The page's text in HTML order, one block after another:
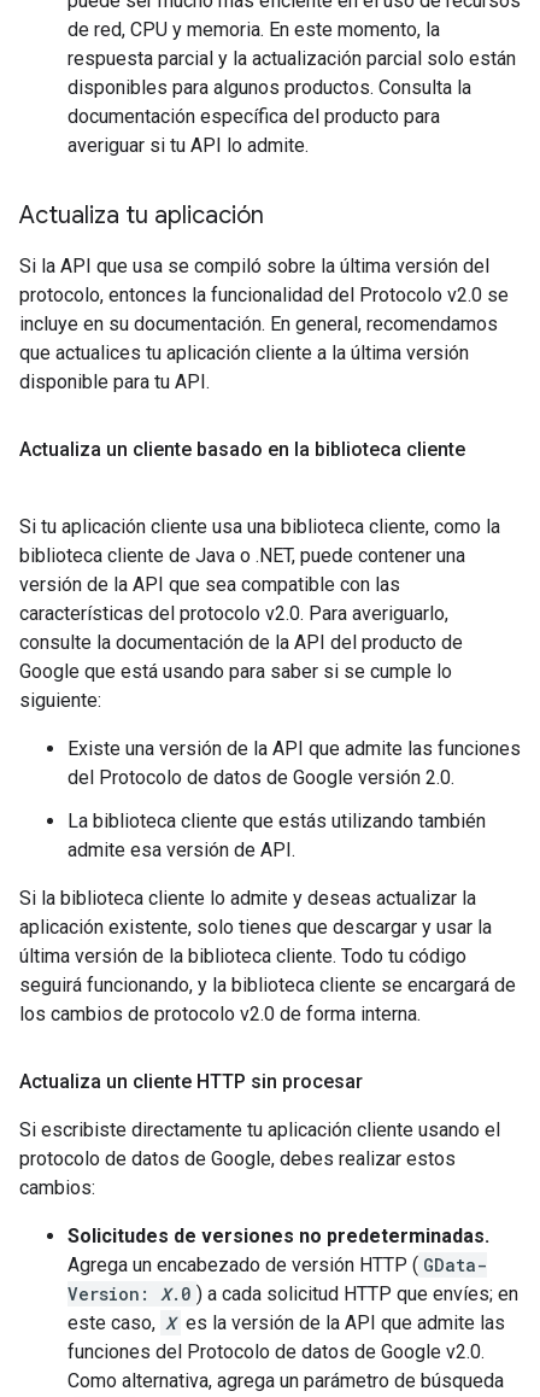
de red, CPU y memoria. En este momento, la
respuesta parcial y la actualización parcial solo están
disponibles para algunos productos. Consulta la
documentación específica del producto para
averiguar si tu API lo admite.
Actualiza tu aplicación
Si la API que usa se compiló sobre la última versión del
protocolo, entonces la funcionalidad del Protocolo v2.0 se
incluye en su documentación. En general, recomendamos
que actualices tu aplicación cliente a la última versión
disponible para tu API.
Actualiza un cliente basado en la biblioteca cliente
Si tu aplicación cliente usa una biblioteca cliente, como la
biblioteca cliente de Java o .NET, puede contener una
versión de la API que sea compatible con las
características del protocolo v2.0. Para averiguarlo,
consulte la documentación de la API del producto de
Google que está usando para saber si se cumple lo
siguiente:
Existe una versión de la API que admite las funciones
del Protocolo de datos de Google versión 2.0.
La biblioteca cliente que estás utilizando también
admite esa versión de API.
Si la biblioteca cliente lo admite y deseas actualizar la
aplicación existente, solo tienes que descargar y usar la
última versión de la biblioteca cliente. Todo tu código
seguirá funcionando, y la biblioteca cliente se encargará de
los cambios de protocolo v2.0 de forma interna.
Actualiza un cliente HTTP sin procesar
Si escribiste directamente tu aplicación cliente usando el
protocolo de datos de Google, debes realizar estos
cambios:
Solicitudes de versiones no predeterminadas.
Agrega un encabezado de versión HTTP ( GData-
Version: X.0 ) a cada solicitud HTTP que envíes; en
este caso, X es la versión de la API que admite las
funciones del Protocolo de datos de Google v2.0.
Como alternativa, agrega un parámetro de búsqueda